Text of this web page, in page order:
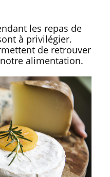
les repas de
à privilégier.
de retrouver
alimentation.